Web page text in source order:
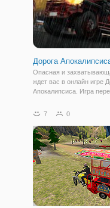
Дорога
Опасная и
ждет вас в онлайн игре
Апокалипсиса. Игра
улицах города вы все
свежей крови. Здесь вы
управлять
7 0